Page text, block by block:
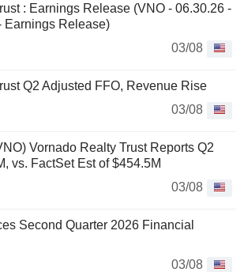
: Earnings Release (VNO - 06.30.26 -
Earnings Release)
03/08
Q2 Adjusted FFO, Revenue Rise
03/08
Vornado Realty Trust Reports Q2
vs. FactSet Est of $454.5M
03/08
Second Quarter 2026 Financial
03/08